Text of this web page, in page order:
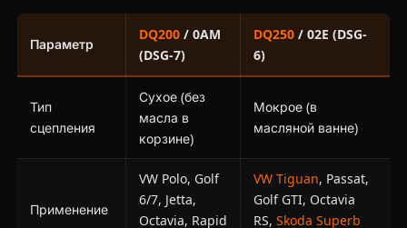
Параметр
DQ200/ 0AM
(DSG-7)
DQ250/ 02E (DSG-
6)
Тип
сцепления
Сухое (без
масла в
корзине)
Мокрое (в
масляной ванне)
Применение
VW Polo, Golf
6/7, Jetta,
Octavia, Rapid
VW Tiguan, Passat,
Golf GTI, Octavia
RS, Skoda Superb